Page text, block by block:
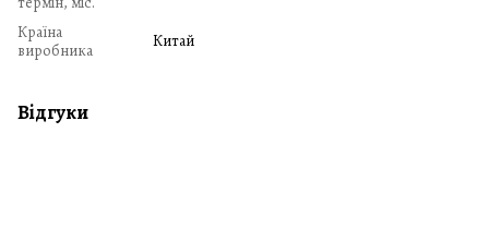
Країна
виробника
Китай
Відгуки